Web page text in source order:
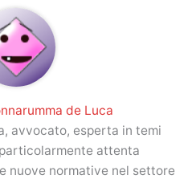
de Luca
avvocato, esperta in temi
attenta
nuove normative nel settore